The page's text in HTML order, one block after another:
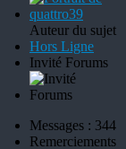
Auteur du sujet
Hors Ligne
Invité Forums
Messages : 344
Remerciements